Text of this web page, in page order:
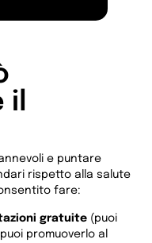
il
e puntare
rispetto alla salute
fare:
gratuite (puoi
promuoverlo al